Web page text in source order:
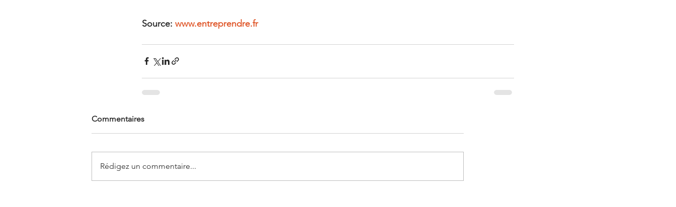
Source: www.entreprendre.fr
Commentaires
Rédigez un commentaire...